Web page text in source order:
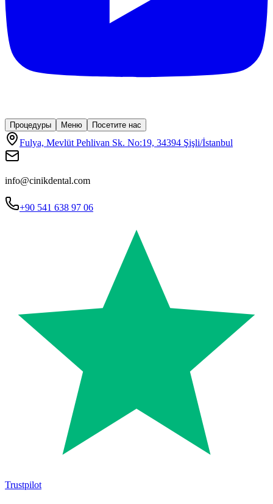
Процедуры Меню Посетите нас
Fulya, Mevlüt Pehlivan Sk. No:19, 34394 Şişli/İstanbul
info@cinikdental.com
+90 541 638 97 06
Trustpilot